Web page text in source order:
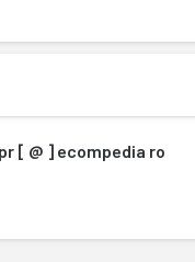
pr [ @ ] ecompedia ro